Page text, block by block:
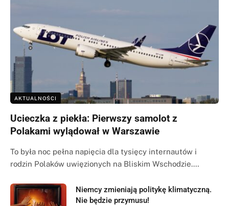
AKTUALNOŚCI
Ucieczka z piekła: Pierwszy samolot z
Polakami wylądował w Warszawie
To była noc pełna napięcia dla tysięcy internautów i
rodzin Polaków uwięzionych na Bliskim Wschodzie.…
Niemcy zmieniają politykę klimatyczną.
Nie będzie przymusu!